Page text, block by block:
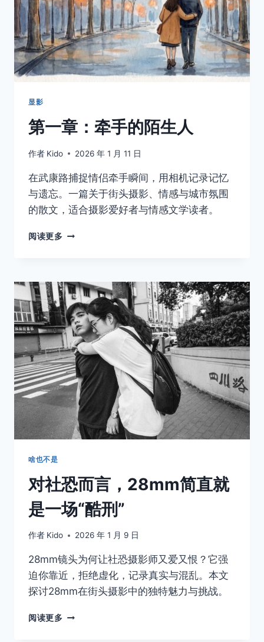
伟
大
的
故
障
显影
第一章：牵手的陌生人
作者 Kido 2026 年 1 月 11 日
在武康路捕捉情侣牵手瞬间，用相机记录记忆
与遗忘。一篇关于街头摄影、情感与城市氛围
的散文，适合摄影爱好者与情感文学读者。
阅读更多
手
的
陌
生
人
啥也不是
对社恐而言，28mm简直就
是一场“酷刑”
作者 Kido 2026 年 1 月 9 日
28mm镜头为何让社恐摄影师又爱又恨？它强
迫你靠近，拒绝虚化，记录真实与混乱。本文
探讨28mm在街头摄影中的独特魅力与挑战。
阅读更多